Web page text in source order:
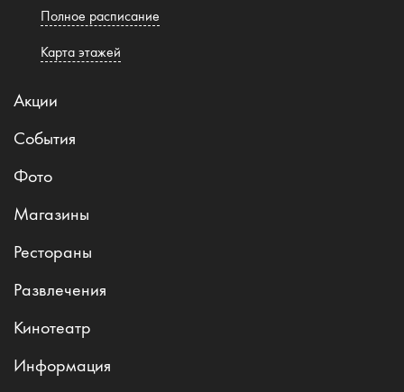
Полное расписание
Карта этажей
Акции
События
Фото
Магазины
Рестораны
Развлечения
Кинотеатр
Информация